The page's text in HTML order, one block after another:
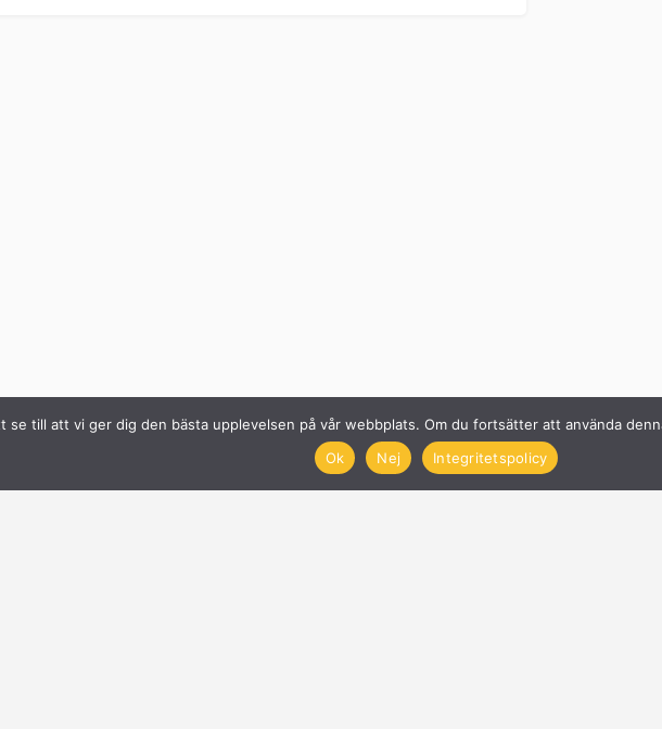
se till att vi ger dig den bästa upplevelsen på vår webbplats. Om du fortsätter att använda
Ok
Nej Integritetspolicy